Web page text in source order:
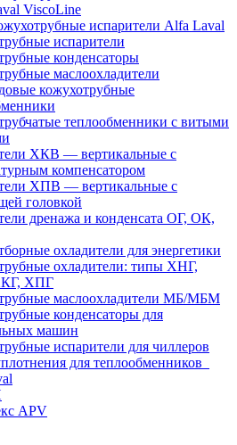
ViscoLine
испарители Alfa Laval
испарители
конденсаторы
маслоохладители
кожухотрубные
теплообменники с витыми
ХКВ — вертикальные с
компенсатором
ХПВ — вертикальные с
головкой
дренажа и конденсата ОГ, ОК,
охладители для энергетики
охладители: типы ХНГ,
ХПГ
маслоохладители МБ/МБМ
конденсаторы для
машин
испарители для чиллеров
для теплообменников
APV